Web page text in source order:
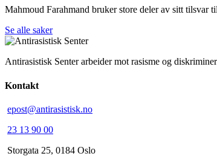
Mahmoud Farahmand bruker store deler av sitt tilsvar
Se alle saker
Antirasistisk Senter arbeider mot rasisme og
Kontakt
epost@antirasistisk.no
23 13 90 00
Storgata 25, 0184 Oslo